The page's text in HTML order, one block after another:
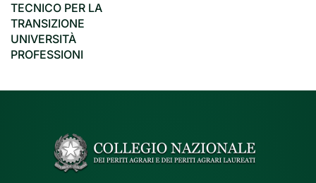
TECNICO PER LA
TRANSIZIONE
UNIVERSITÀ
PROFESSIONI